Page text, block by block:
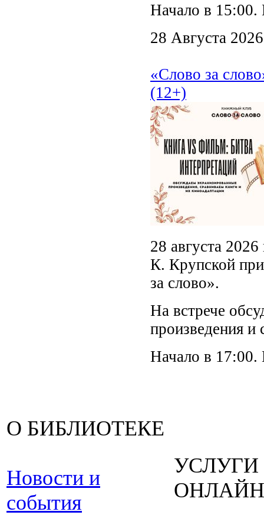
Начало в 15:00.
28 Августа 2026
«Слово за
(12+)
28 августа
К. Крупской
за слово».
На встрече
произведения и
Начало в 17:00.
О БИБЛИОТЕКЕ
Новости и
события
УСЛУГИ
ОНЛАЙН